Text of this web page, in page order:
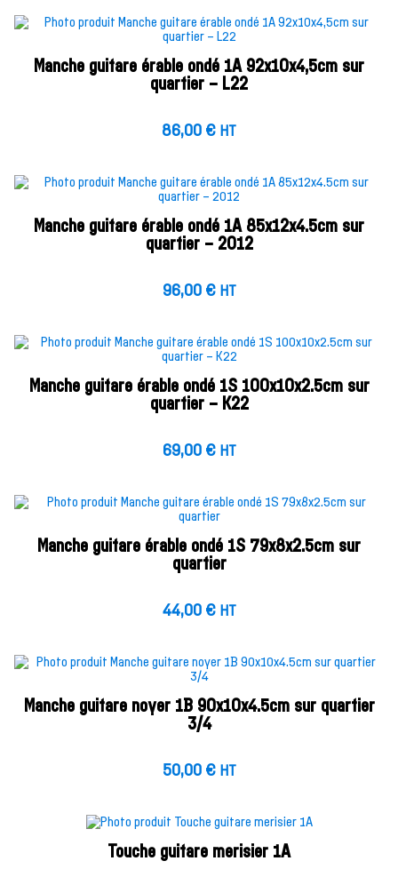
Manche guitare érable ondé 1A 92x10x4,5cm sur
quartier – L22
86,00 € HT
Manche guitare érable ondé 1A 85x12x4.5cm sur
quartier – 2012
96,00 € HT
Manche guitare érable ondé 1S 100x10x2.5cm sur
quartier – K22
69,00 € HT
Manche guitare érable ondé 1S 79x8x2.5cm sur
quartier
44,00 € HT
Manche guitare noyer 1B 90x10x4.5cm sur quartier
3/4
50,00 € HT
Touche guitare merisier 1A